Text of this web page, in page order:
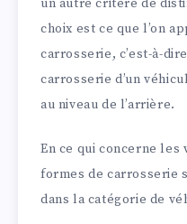
un autre critère de
choix est ce que l’on
carrosserie, c’est-à-
carrosserie d’un
au niveau de l’arrière.
En ce qui concerne
formes de carrosserie
dans la catégorie de